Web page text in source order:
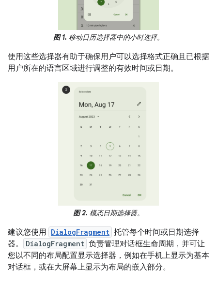
图 1. 移动日历选择器中的小时选择。
使用这些选择器有助于确保用户可以选择格式正确且已根据
用户所在的语言区域进行调整的有效时间或日期。
图 2. 模态日期选择器。
建议您使用 DialogFragment 托管每个时间或日期选择
器。
DialogFragment 负责管理对话框生命周期，并可让
您以不同的布局配置显示选择器，例如在手机上显示为基本
对话框，或在大屏幕上显示为布局的嵌入部分。